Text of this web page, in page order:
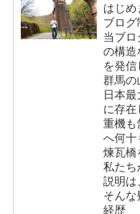
はじめ
ブログ
当ブロ
の構造
を発信
群馬の
日本
に存在
重機も
へ何十
煉瓦橋
私たち
説明は
そんな
経歴